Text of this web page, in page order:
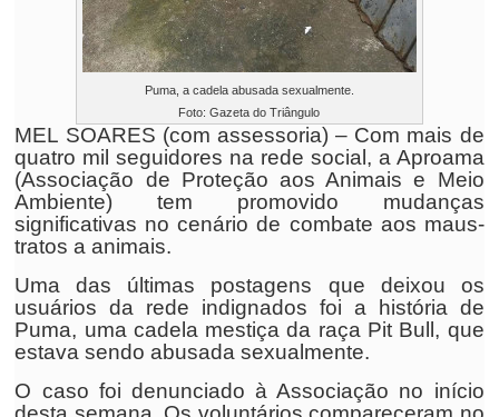
Puma, a cadela abusada sexualmente.
Foto: Gazeta do Triângulo
MEL SOARES (com assessoria) – Com mais de
quatro mil seguidores na rede social, a Aproama
(Associação de Proteção aos Animais e Meio
Ambiente) tem promovido mudanças
significativas no cenário de combate aos maus-
tratos a animais.
Uma das últimas postagens que deixou os
usuários da rede indignados foi a história de
Puma, uma cadela mestiça da raça Pit Bull, que
estava sendo abusada sexualmente.
O caso foi denunciado à Associação no início